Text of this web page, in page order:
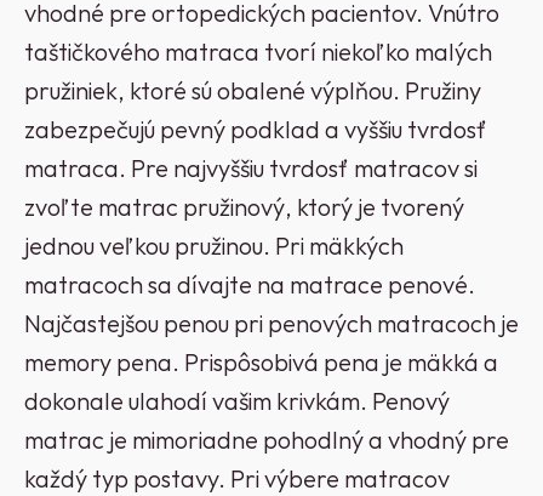
vhodné pre ortopedických pacientov. Vnútro
taštičkového matraca tvorí niekoľko malých
pružiniek, ktoré sú obalené výplňou. Pružiny
zabezpečujú pevný podklad a vyššiu tvrdosť
matraca. Pre najvyššiu tvrdosť matracov si
zvoľte matrac pružinový, ktorý je tvorený
jednou veľkou pružinou. Pri mäkkých
matracoch sa dívajte na matrace penové.
Najčastejšou penou pri penových matracoch je
memory pena. Prispôsobivá pena je mäkká a
dokonale ulahodí vašim krivkám. Penový
matrac je mimoriadne pohodlný a vhodný pre
každý typ postavy. Pri výbere matracov